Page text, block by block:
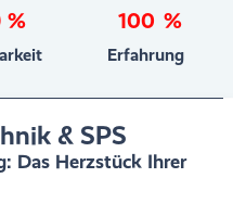
% 100 %
Erfahrung
& SPS
Das Herzstück Ihrer